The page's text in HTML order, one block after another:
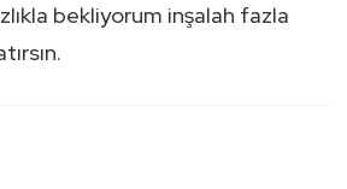
bekliyorum inşalah fazla